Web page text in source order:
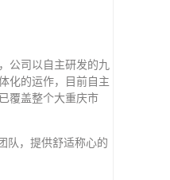
公司以自主研发的九
化的运作，目前自主
覆盖整个大重庆市
队，提供舒适称心的